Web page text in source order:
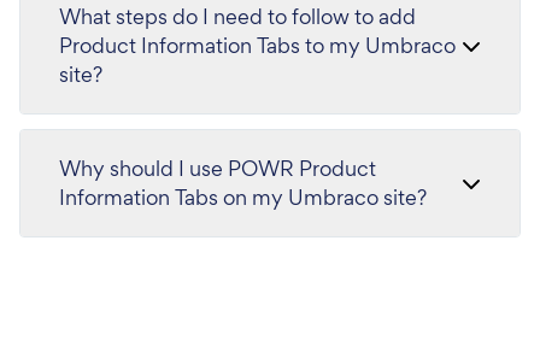
What steps do I need to follow to add
Product Information Tabs to my Umbraco
site?
Why should I use POWR Product
Information Tabs on my Umbraco site?